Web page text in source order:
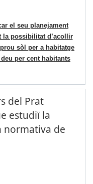
el seu planejament
la possibilitat d’acollir
sòl per a habitatge
per cent habitants